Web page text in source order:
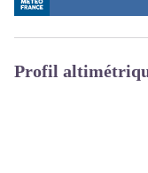
Profil